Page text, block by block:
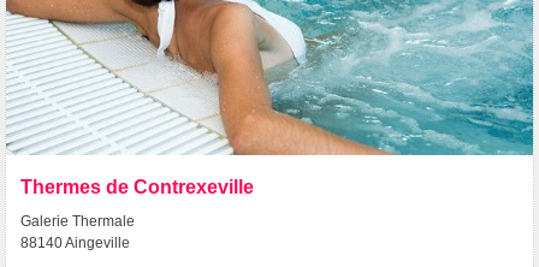
Thermes de Contrexeville
Galerie Thermale
88140 Aingeville